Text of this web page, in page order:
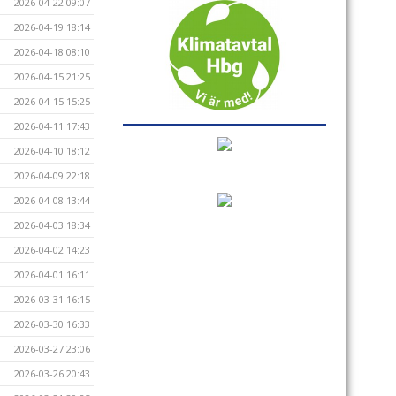
2026-04-19 18:14
2026-04-18 08:10
2026-04-15 21:25
2026-04-15 15:25
2026-04-11 17:43
2026-04-10 18:12
2026-04-09 22:18
2026-04-08 13:44
2026-04-03 18:34
2026-04-02 14:23
2026-04-01 16:11
2026-03-31 16:15
2026-03-30 16:33
2026-03-27 23:06
2026-03-26 20:43